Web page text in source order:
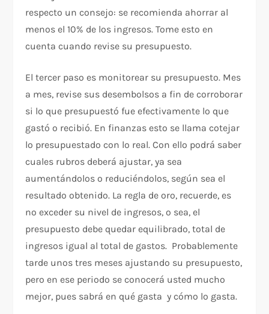
respecto un consejo: se recomienda ahorrar al
menos el 10% de los ingresos. Tome esto en
cuenta cuando revise su presupuesto.
El tercer paso es monitorear su presupuesto. Mes
a mes, revise sus desembolsos a fin de corroborar
si lo que presupuestó fue efectivamente lo que
gastó o recibió. En finanzas esto se llama cotejar
lo presupuestado con lo real. Con ello podrá saber
cuales rubros deberá ajustar, ya sea
aumentándolos o reduciéndolos, según sea el
resultado obtenido. La regla de oro, recuerde, es
no exceder su nivel de ingresos, o sea, el
presupuesto debe quedar equilibrado, total de
ingresos igual al total de gastos. Probablemente
tarde unos tres meses ajustando su presupuesto,
pero en ese periodo se conocerá usted mucho
mejor, pues sabrá en qué gasta y cómo lo gasta.